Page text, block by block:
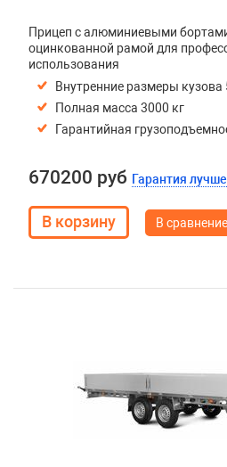
Прицеп с алюминиевыми
оцинкованной рамой для
использования
Внутренние размеры кузова
Полная масса 3000 кг
Гарантийная
670200 руб Гарантия
В сравнение